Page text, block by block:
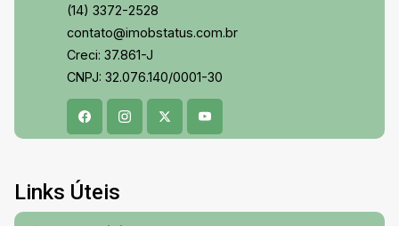
(14) 3372-2528
contato@imobstatus.com.br
Creci: 37.861-J
CNPJ: 32.076.140/0001-30
Links Úteis